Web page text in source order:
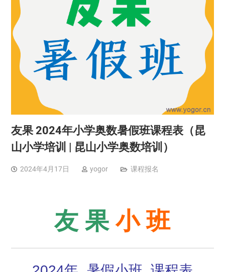
友果 2024年小学奥数暑假班课程表（昆
山小学培训 | 昆山小学奥数培训）
2024年4月17日 yogor 课程报名
友 果小 班